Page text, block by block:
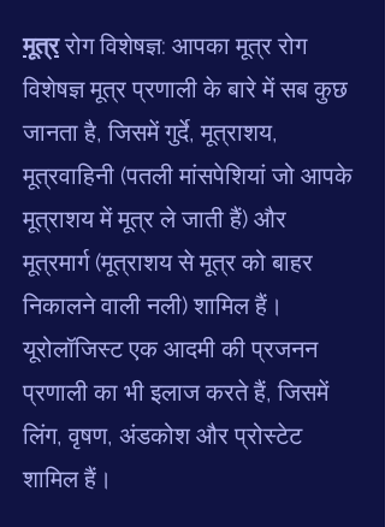
मूत्ररोग विशेषज्ञ: आपका मूत्र रोग
विशेषज्ञ मूत्र प्रणाली के बारे में सब कुछ
जानता है, जिसमें गुर्दे, मूत्राशय,
मूत्रवाहिनी (पतली मांसपेशियां जो आपके
मूत्राशय में मूत्र ले जाती हैं) और
मूत्रमार्ग (मूत्राशय से मूत्र को बाहर
निकालने वाली नली) शामिल हैं।
यूरोलॉजिस्ट एक आदमी की प्रजनन
प्रणाली का भी इलाज करते हैं, जिसमें
लिंग, वृषण, अंडकोश और प्रोस्टेट
शामिल हैं।